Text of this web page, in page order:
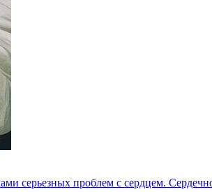
проблем с сердцем.